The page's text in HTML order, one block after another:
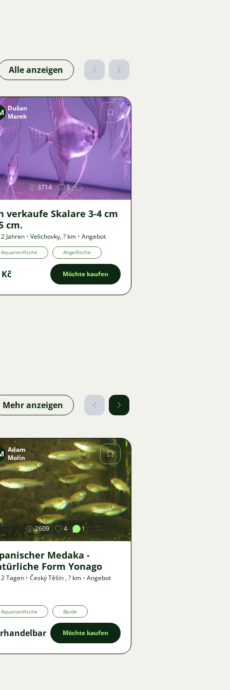
Alle anzeigen
Bild
Dušan
Marek
3714 3
verkaufe Skalare 3-4 cm
cm.
Jahren • Velichovky,? km • Angebot
Aquarienfische Angelfische
Möchte kaufen
Mehr anzeigen
Bild
Adam
Molin
2609 4 1
Medaka -
Form Yonago
Tagen • Český Těšín ,? km • Angebot
Aquarienfische Beide
Möchte kaufen